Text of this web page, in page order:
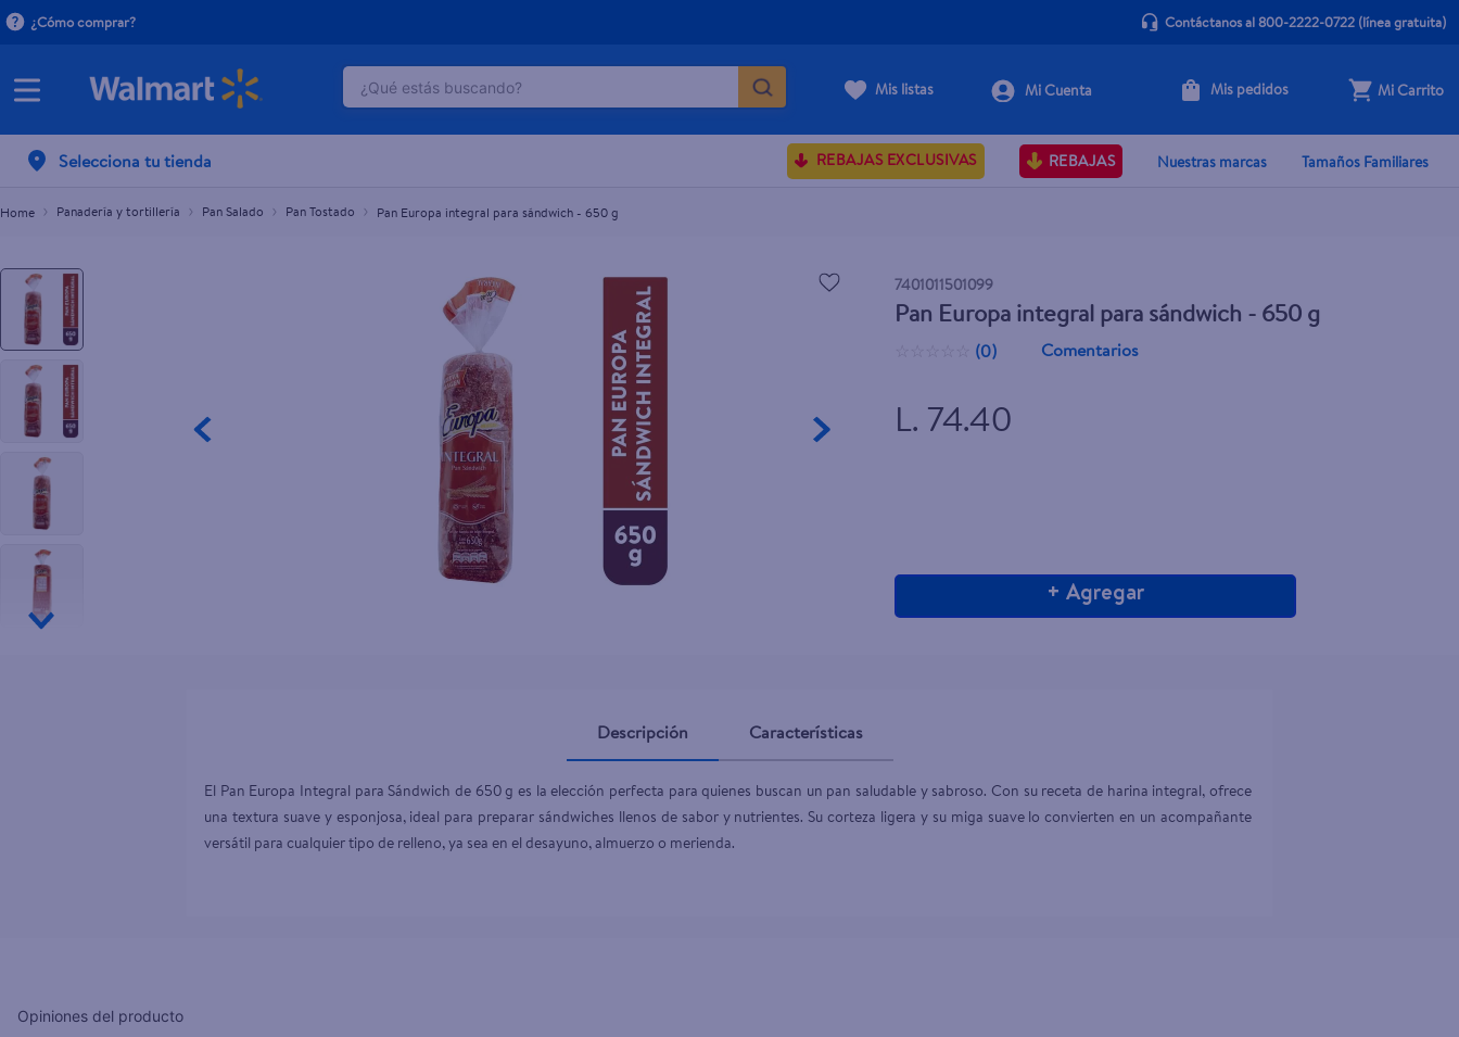
¿Cómo comprar? Contáctanos al 800-2222-0722(línea gratuita)
¿Qué estás buscando?
Mis listas Mis pedidos Mi Carrito
Selecciona tu tienda REBAJAS EXCLUSIVAS REBAJAS Nuestras marcas Tamaños Familiares
Panadería y tortillería Pan Salado Pan Tostado Pan Europa integral para sándwich - 650 g
7401011501099
Pan Europa integral para sándwich - 650 g
(0) Comentarios
L. 74.40
+ Agregar
Pan Europa integral para sándwich - 650 g
L.74.40 + Agregar
Descripción Características
El Pan Europa Integral para Sándwich de 650 g es la elección perfecta para quienes buscan un pan saludable y sabroso. Con su receta de harina integral, ofrece
una textura suave y esponjosa, ideal para preparar sándwiches llenos de sabor y nutrientes. Su corteza ligera y su miga suave lo convierten en un acompañante
versátil para cualquier tipo de relleno, ya sea en el desayuno, almuerzo o merienda.
TÉRMINOS MÁS BUSCADOS
.
herbal essences
serums corporales dove
gillette venus
dove
goodyear
pañales
aceite